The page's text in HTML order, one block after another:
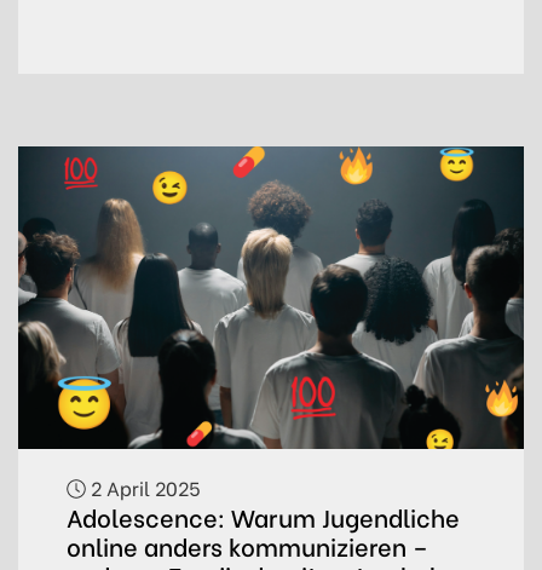
2 April 2025
Adolescence: Warum Jugendliche
online anders kommunizieren –